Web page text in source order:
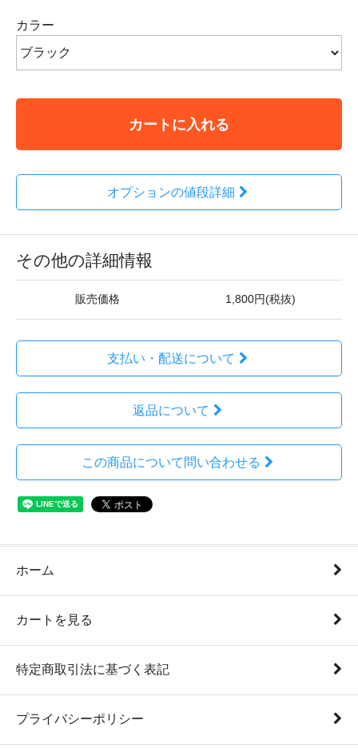
カラー
カートに入れる
オプションの値段詳細
その他の詳細情報
販売価格 1,800円(税抜)
支払い・配送について
返品について
この商品について問い合わせる
ホーム
カートを見る
特定商取引法に基づく表記
プライバシーポリシー